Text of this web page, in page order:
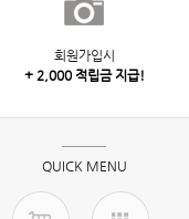
회원가입시
+ 2,000 적립금 지급!
QUICK MENU
특판/대량구매